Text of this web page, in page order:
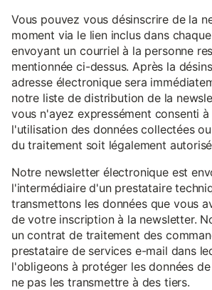
Vous pouvez vous désinscrire de la
moment via le lien inclus dans
envoyant un courriel à la personne
mentionnée ci-dessus. Après la
adresse électronique sera
notre liste de distribution de la
vous n'ayez expressément consenti
l'utilisation des données collectées
du traitement soit légalement
Notre newsletter électronique est
l'intermédiaire d'un prestataire
transmettons les données que vous
de votre inscription à la newsletter.
un contrat de traitement des
prestataire de services e-mail dans
l'obligeons à protéger les données
ne pas les transmettre à des tiers.